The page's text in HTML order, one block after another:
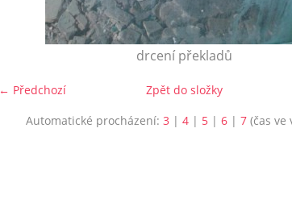
drcení překladů
← Předchozí
Zpět do složky
Automatické procházení: 3 | 4| 5| 6| 7(čas ve